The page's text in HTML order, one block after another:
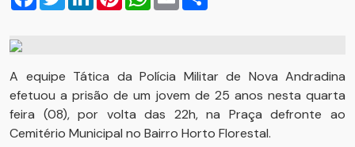
A equipe Tática da Polícia Militar de Nova Andradina
efetuou a prisão de um jovem de 25 anos nesta quarta
feira (08), por volta das 22h, na Praça defronte ao
Cemitério Municipal no Bairro Horto Florestal.